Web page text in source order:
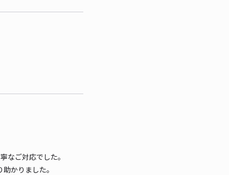
なご対応でした。
かりました。